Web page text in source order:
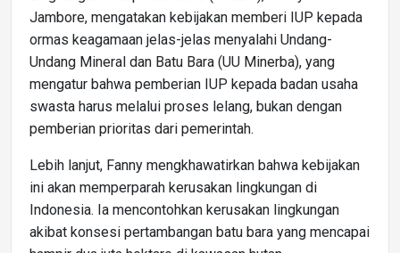
Jambore, mengatakan kebijakan memberi IUP kepada
ormas keagamaan jelas-jelas menyalahi Undang-
Undang Mineral dan Batu Bara (UU Minerba), yang
mengatur bahwa pemberian IUP kepada badan usaha
swasta harus melalui proses lelang, bukan dengan
pemberian prioritas dari pemerintah.
Lebih lanjut, Fanny mengkhawatirkan bahwa kebijakan
ini akan memperparah kerusakan lingkungan di
Indonesia. Ia mencontohkan kerusakan lingkungan
akibat konsesi pertambangan batu bara yang mencapai